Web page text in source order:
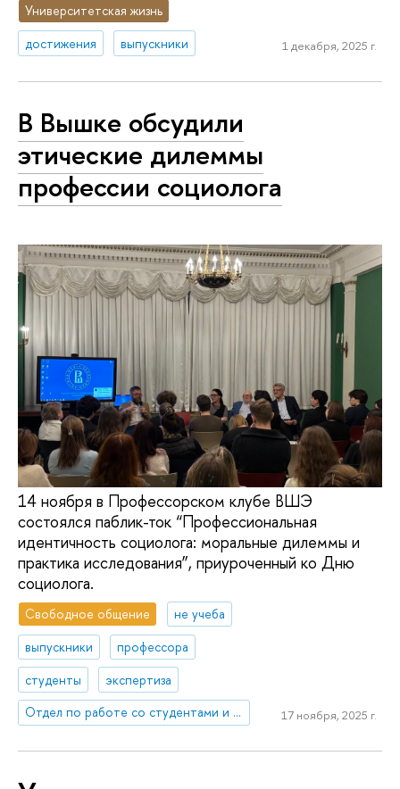
Университетская жизнь
достижения
выпускники 1 декабря, 2025 г.
В Вышке обсудили
этические дилеммы
профессии социолога
14 ноября в Профессорском клубе ВШЭ
состоялся паблик-ток “Профессиональная
идентичность социолога: моральные дилеммы и
практика исследования”, приуроченный ко Дню
социолога.
Свободное общение
не учеба
выпускники
профессора
студенты
экспертиза
Отдел по работе со студентами и выпускниками
17 ноября, 2025 г.